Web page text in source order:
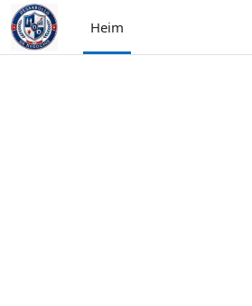
Farðu á aðalefni
Heim